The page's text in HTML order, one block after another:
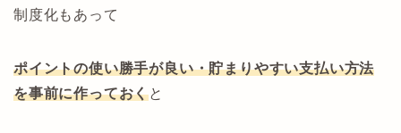
制度化もあって
ポイントの使い勝手が良い・貯まりやすい支払い方法
を事前に作っておくと